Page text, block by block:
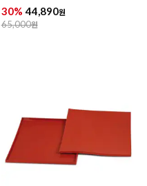
30% 44,890원
65,000원